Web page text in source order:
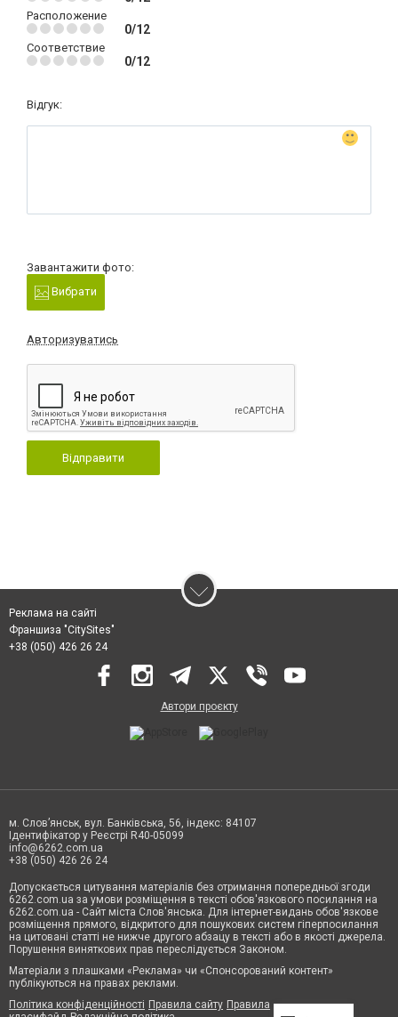
Расположение
0/12
Соответствие
0/12
Відгук:
Завантажити фото:
Вибрати
Авторизуватись
Відправити
Реклама на сайті
Франшиза "CitySites"
+38 (050) 426 26 24
Автори проєкту
м. Слов’янськ, вул. Банківська, 56, індекс: 84107
Ідентифікатор у Реєстрі R40-05099
info@6262.com.ua
+38 (050) 426 26 24
Допускається цитування матеріалів без отримання попередньої згоди
6262.com.ua за умови розміщення в тексті обов'язкового посилання на
6262.com.ua - Сайт міста Слов'янська. Для інтернет-видань обов'язкове
розміщення прямого, відкритого для пошукових систем гіперпосилання
на цитовані статті не нижче другого абзацу в тексті або в якості джерела.
Порушення виняткових прав переслідується Законом.
Матеріали з плашками «Реклама» чи «Спонсорований контент»
публікуються на правах реклами.
Політика конфіденційності Правила сайту Правила